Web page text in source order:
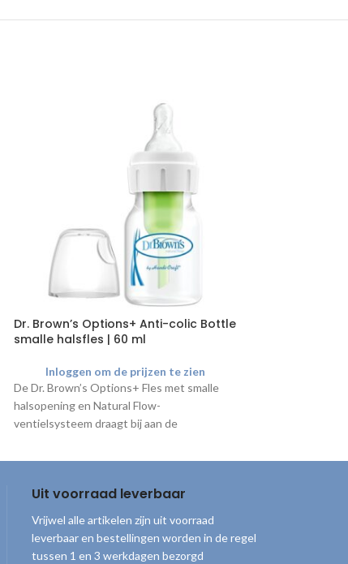
Dr. Brown’s Options+ Anti-colic Bottle
smalle halsfles | 60 ml
Inloggen om de prijzen te zien
De Dr. Brown’s Options+ Fles met smalle
halsopening en Natural Flow-
ventielsysteem draagt bij aan de
voorkomt dat er lucht in de fles komt wat
wordt geleverd met een fase 1 speen en
reinigingsborsteltje.
individueel
Uit voorraad leverbaar
Vrijwel alle artikelen zijn uit voorraad
leverbaar en bestellingen worden in de regel
tussen 1 en 3 werkdagen bezorgd